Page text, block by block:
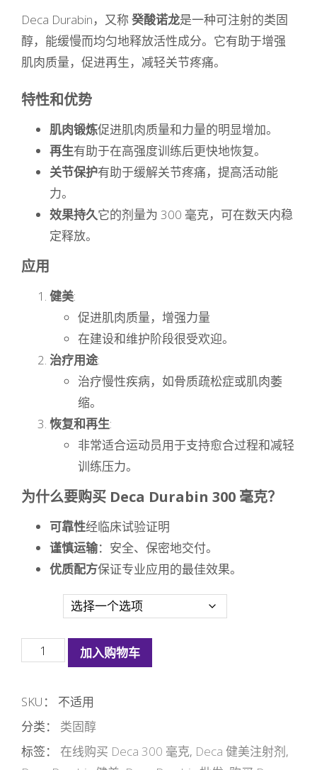
Deca Durabin，又称 癸酸诺龙是一种可注射的类固
醇，能缓慢而均匀地释放活性成分。它有助于增强
肌肉质量，促进再生，减轻关节疼痛。
特性和优势
肌肉锻炼促进肌肉质量和力量的明显增加。
再生有助于在高强度训练后更快地恢复。
关节保护有助于缓解关节疼痛，提高活动能
力。
效果持久它的剂量为 300 毫克，可在数天内稳
定释放。
应用
健美:
促进肌肉质量，增强力量
在建设和维护阶段很受欢迎。
治疗用途:
治疗慢性疾病，如骨质疏松症或肌肉萎
缩。
恢复和再生:
非常适合运动员用于支持愈合过程和减轻
训练压力。
为什么要购买 Deca Durabin 300 毫克？
可靠性经临床试验证明
谨慎运输：安全、保密地交付。
优质配方保证专业应用的最佳效果。
Deca
Durabin
数
量
加入购物车
SKU： 不适用
分类： 类固醇
标签： 在线购买 Deca 300 毫克, Deca 健美注射剂,